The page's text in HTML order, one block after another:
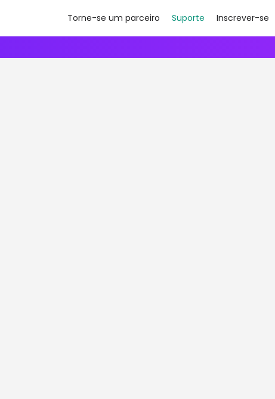
Torne-se um parceiro Suporte Inscrever-se